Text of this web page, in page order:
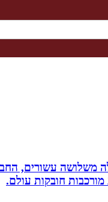
משלושה עשורים,
חובקות עולם.